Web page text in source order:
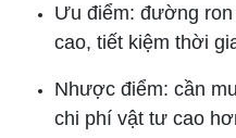
Ưu điểm: đường
cao, tiết kiệm thời
Nhược điểm: cần
chi phí vật tư cao